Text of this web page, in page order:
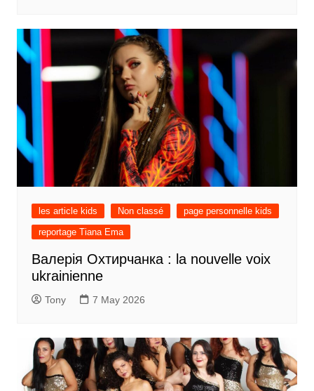
les article kids Non classé
page personnelle kids
reportage Tiana Ema
Валерія Охтирчанка : la nouvelle voix
ukrainienne
Tony 7 May 2026